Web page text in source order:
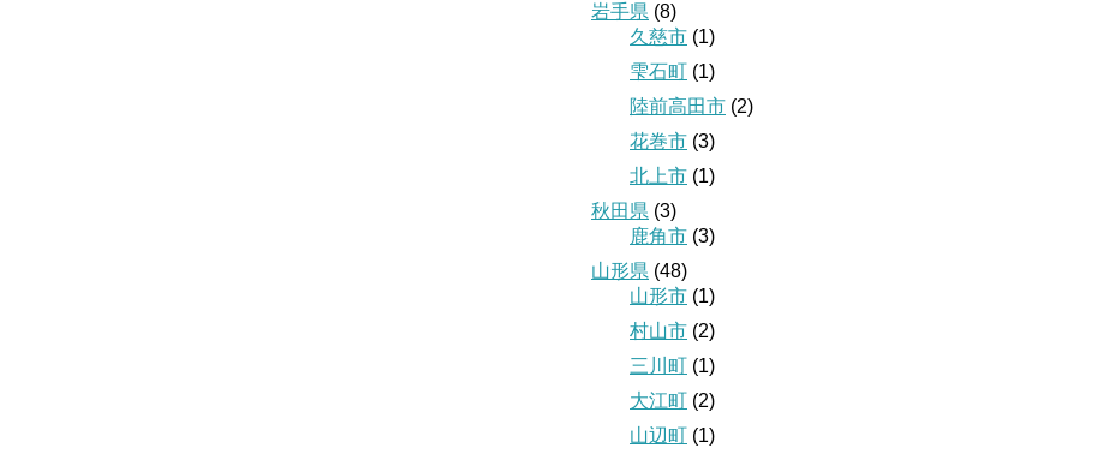
岩手県 (8)
久慈市 (1)
雫石町 (1)
陸前高田市 (2)
花巻市 (3)
北上市 (1)
秋田県 (3)
鹿角市 (3)
山形県 (48)
山形市 (1)
村山市 (2)
三川町 (1)
大江町 (2)
山辺町 (1)